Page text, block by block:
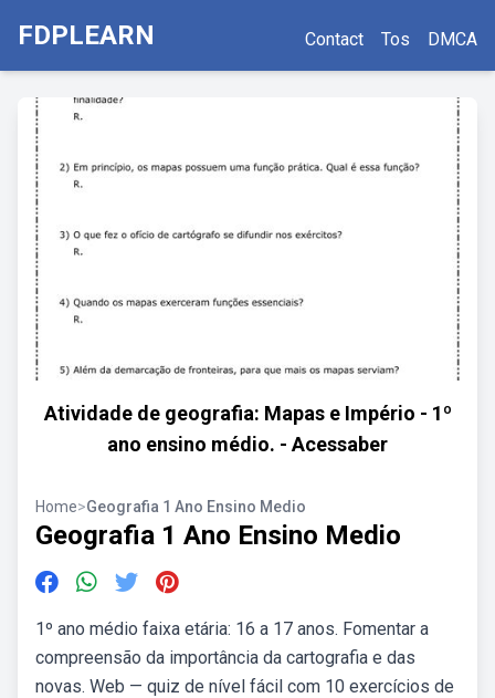
FDPLEARN Contact Tos DMCA
Atividade de geografia: Mapas e Império - 1º
ano ensino médio. - Acessaber
Home>Geografia 1 Ano Ensino Medio
Geografia 1 Ano Ensino Medio
1º ano médio faixa etária: 16 a 17 anos. Fomentar a
compreensão da importância da cartografia e das
novas. Web — quiz de nível fácil com 10 exercícios de